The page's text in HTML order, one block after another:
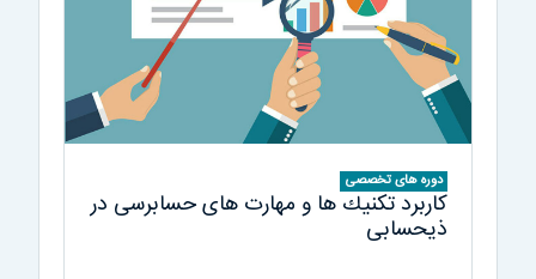
دوره های تخصصی
كاربرد تكنيك ها و مهارت های حسابرسی در
ذيحسابی